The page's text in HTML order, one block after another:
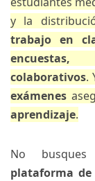
y la
trabajo en
colaborativos.
exámenes
aprendizaje.
No
plataforma